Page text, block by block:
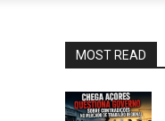
MOST READ